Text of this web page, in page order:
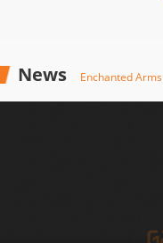
News Enchanted Arms